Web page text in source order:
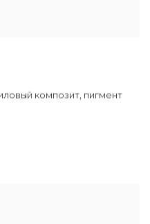
композит, пигмент